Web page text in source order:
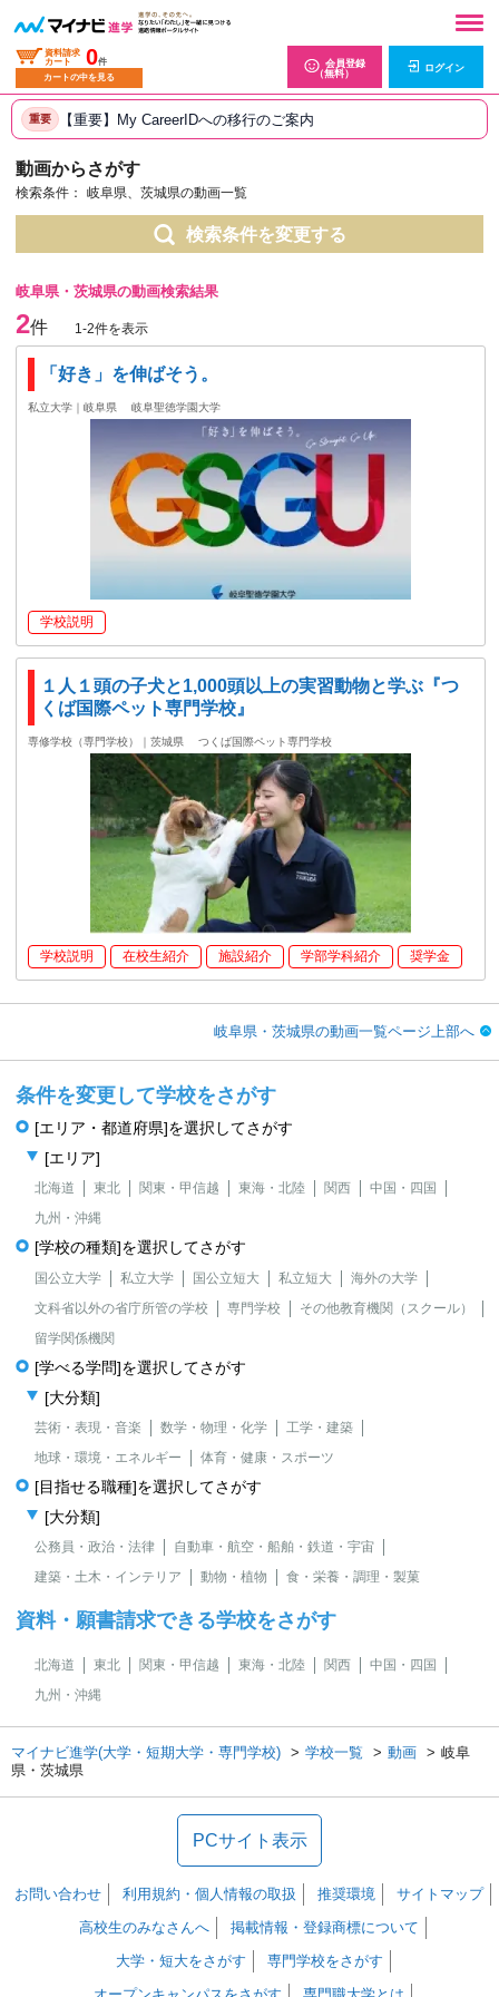
資料請求
カート
0件
カートの中を見る
会員登録
（無料）
ログイン
重要 【重要】My CareerIDへの移行のご案内
動画からさがす
検索条件： 岐阜県、茨城県の動画一覧
検索条件を変更する
岐阜県・茨城県の動画検索結果
2件 1-2件を表示
「好き」を伸ばそう。
私立大学｜岐阜県 岐阜聖徳学園大学
学校説明
１人１頭の子犬と1,000頭以上の実習動物と学ぶ『つ
くば国際ペット専門学校』
専修学校（専門学校）｜茨城県 つくば国際ペット専門学校
学校説明 在校生紹介 施設紹介 学部学科紹介 奨学金
岐阜県・茨城県の動画一覧ページ上部へ
条件を変更して学校をさがす
[エリア・都道府県]を選択してさがす
[エリア]
北海道 東北 関東・甲信越 東海・北陸 関西
中国・四国
九州・沖縄
[学校の種類]を選択してさがす
国公立大学 私立大学 国公立短大 私立短大
海外の大学
文科省以外の省庁所管の学校
専門学校
その他教育機関（スクール）
留学関係機関
[学べる学問]を選択してさがす
[大分類]
芸術・表現・音楽 数学・物理・化学
工学・建築
地球・環境・エネルギー
体育・健康・スポーツ
[目指せる職種]を選択してさがす
[大分類]
公務員・政治・法律
自動車・航空・船舶・鉄道・宇宙
建築・土木・インテリア
動物・植物 食・栄養・調理・製菓
資料・願書請求できる学校をさがす
北海道 東北 関東・甲信越 東海・北陸 関西
中国・四国
九州・沖縄
マイナビ進学(大学・短期大学・専門学校) 学校一覧 動画
岐阜
県・茨城県
PCサイト表示
お問い合わせ 利用規約・個人情報の取扱 推奨環境
サイトマップ
高校生のみなさんへ
掲載情報・登録商標について
大学・短大をさがす
専門学校をさがす